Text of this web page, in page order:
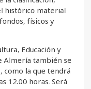
histórico material
físicos y
Educación y
Almería también se
como la que tendrá
12.00 horas. Será